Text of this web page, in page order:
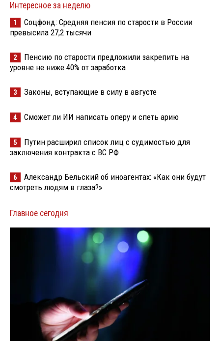
Интересное за неделю
1
Соцфонд: Средняя пенсия по старости в России
превысила 27,2 тысячи
2
Пенсию по старости предложили закрепить на
уровне не ниже 40% от заработка
3 Законы, вступающие в силу в августе
4 Сможет ли ИИ написать оперу и спеть арию
5
Путин расширил список лиц с судимостью для
заключения контракта с ВС РФ
6
Александр Бельский об иноагентах: «Как они будут
смотреть людям в глаза?»
Главное сегодня